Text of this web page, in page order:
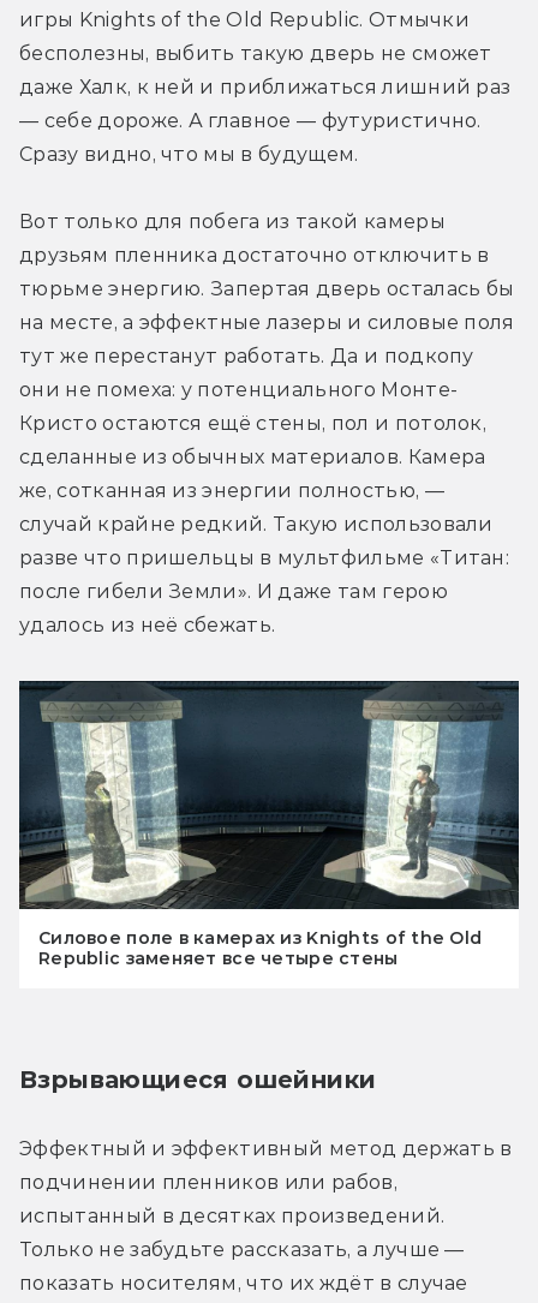
игры Knights of the Old Republic. Отмычки
бесполезны, выбить такую дверь не сможет
даже Халк, к ней и приближаться лишний раз
— себе дороже. А главное — футуристично.
Сразу видно, что мы в будущем.
Вот только для побега из такой камеры
друзьям пленника достаточно отключить в
тюрьме энергию. Запертая дверь осталась бы
на месте, а эффектные лазеры и силовые поля
тут же перестанут работать. Да и подкопу
они не помеха: у потенциального Монте-
Кристо остаются ещё стены, пол и потолок,
сделанные из обычных материалов. Камера
же, сотканная из энергии полностью, —
случай крайне редкий. Такую использовали
разве что пришельцы в мультфильме «Титан:
после гибели Земли». И даже там герою
удалось из неё сбежать.
Силовое поле в камерах из Knights of the Old
Republic заменяет все четыре стены
Взрывающиеся ошейники
Эффектный и эффективный метод держать в
подчинении пленников или рабов,
испытанный в десятках произведений.
Только не забудьте рассказать, а лучше —
показать носителям, что их ждёт в случае